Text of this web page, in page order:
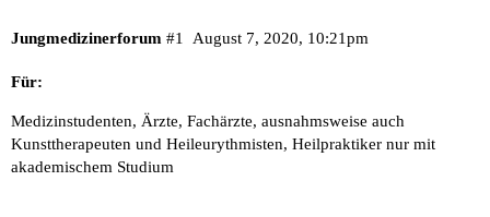
Jungmedizinerforum August 7, 2020, 10:21pm
#1
Für:
Medizinstudenten, Ärzte, Fachärzte, ausnahmsweise auch
Kunsttherapeuten und Heileurythmisten, Heilpraktiker nur mit
akademischem Studium